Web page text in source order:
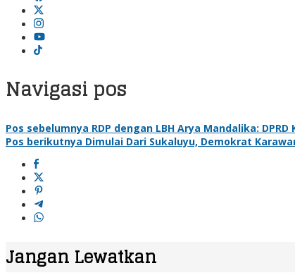
Navigasi pos
Pos sebelumnya RDP dengan LBH Arya Mandalika:
Pos berikutnya Dimulai Dari Sukaluyu, Demokrat
Jangan Lewatkan